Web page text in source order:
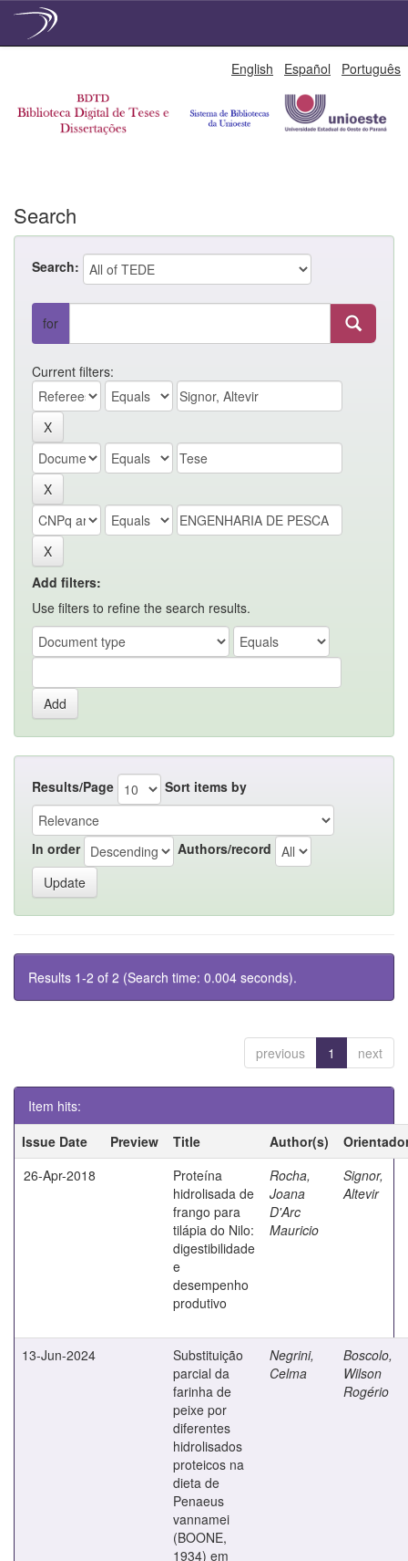
English Español Português
Search
Search:
for
Current filters:
Add filters:
Use filters to refine the search results.
Results/Page Sort items by
In order Authors/record
Results 1-2 of 2 (Search time: 0.004 seconds).
previous 1 next
Item hits:
Issue Date
Preview Title Author(s)
26-Apr-2018
Proteína
hidrolisada de
frango para
tilápia do Nilo:
digestibilidade
e
desempenho
produtivo
Rocha,
Joana
D'Arc
Mauricio
Signor,
Altevir
13-Jun-2024
Substituição
parcial da
farinha de
peixe por
diferentes
hidrolisados
proteicos na
dieta de
Penaeus
vannamei
(BOONE,
1934) em
Negrini,
Celma
Boscolo,
Wilson
Rogério